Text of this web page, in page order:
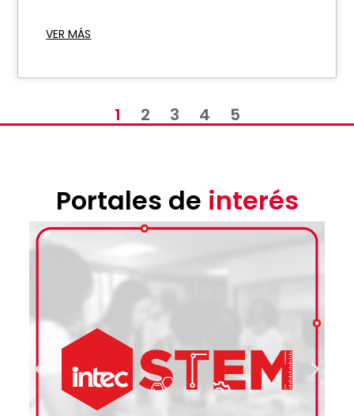
VER MÁS
1 2 3 4 5
Portales de interés